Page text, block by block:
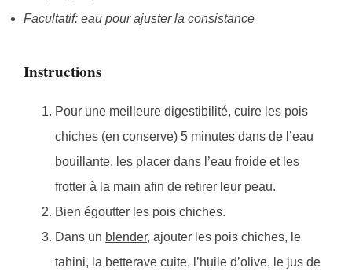
Facultatif: eau pour ajuster la consistance
Instructions
Pour une meilleure digestibilité, cuire les pois
chiches (en conserve) 5 minutes dans de l’eau
bouillante, les placer dans l’eau froide et les
frotter à la main afin de retirer leur peau.
Bien égoutter les pois chiches.
Dans un blender, ajouter les pois chiches, le
tahini, la betterave cuite, l’huile d’olive, le jus de